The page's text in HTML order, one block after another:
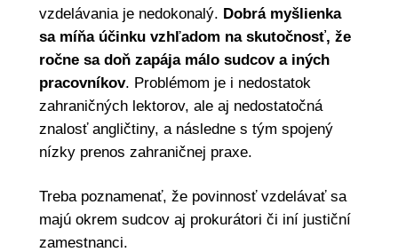
vzdelávania je nedokonalý. Dobrá myšlienka
sa míňa účinku vzhľadom na skutočnosť, že
ročne sa doň zapája málo sudcov a iných
pracovníkov. Problémom je i nedostatok
zahraničných lektorov, ale aj nedostatočná
znalosť angličtiny, a následne s tým spojený
nízky prenos zahraničnej praxe.
Treba poznamenať, že povinnosť vzdelávať sa
majú okrem sudcov aj prokurátori či iní justiční
zamestnanci.